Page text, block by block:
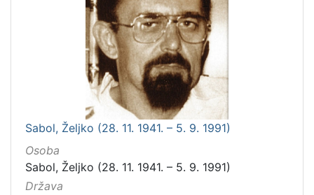
Sabol, Željko (28. 11. 1941. – 5. 9. 1991)
Osoba
Sabol, Željko (28. 11. 1941. – 5. 9. 1991)
Država